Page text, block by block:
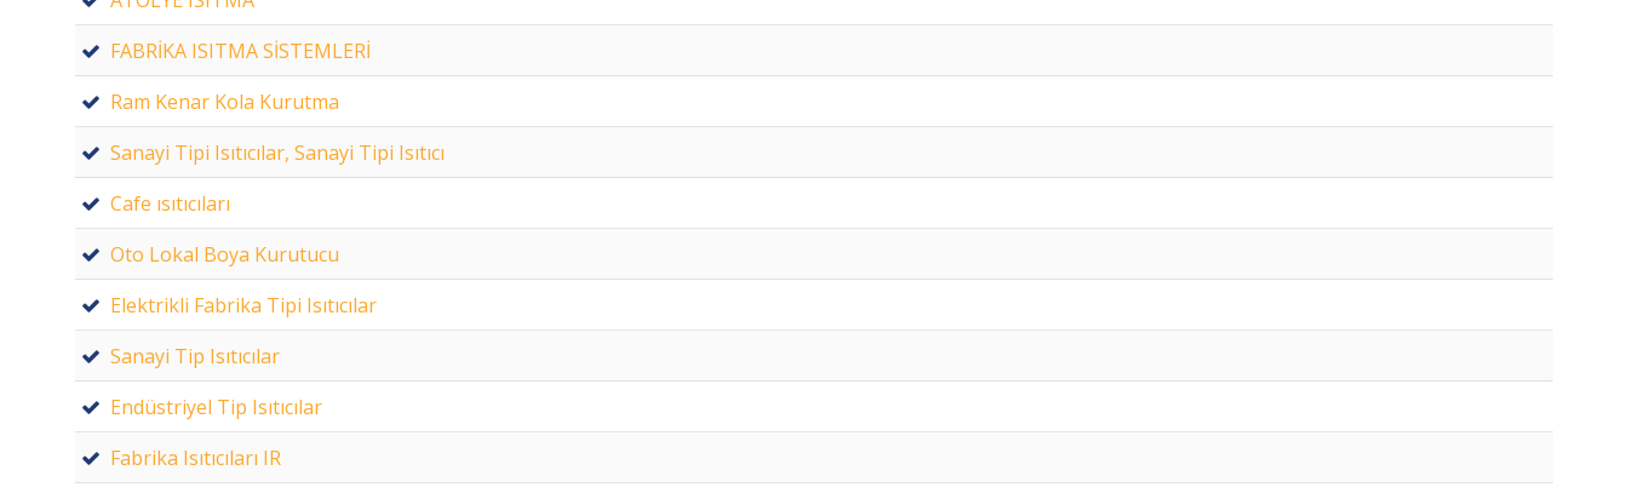
FABRİKA ISITMA SİSTEMLERİ
Ram Kenar Kola Kurutma
Sanayi Tipi Isıtıcılar, Sanayi Tipi Isıtıcı
Cafe ısıtıcıları
Oto Lokal Boya Kurutucu
Elektrikli Fabrika Tipi Isıtıcılar
Sanayi Tip Isıtıcılar
Endüstriyel Tip Isıtıcılar
Fabrika Isıtıcıları IR